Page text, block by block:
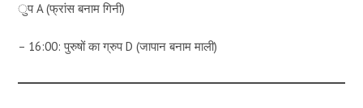
ुप A (फ्रांस बनाम गिनी)
– 16:00: पुरुषों का ग्रुप D (जापान बनाम माली)